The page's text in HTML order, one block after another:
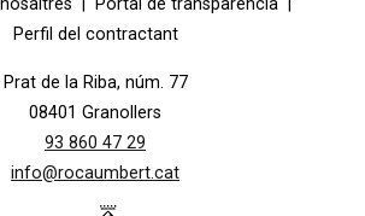
Portal de transparència
Perfil del contractant
Prat de la Riba, núm. 77
08401 Granollers
93 860 47 29
info@rocaumbert.cat